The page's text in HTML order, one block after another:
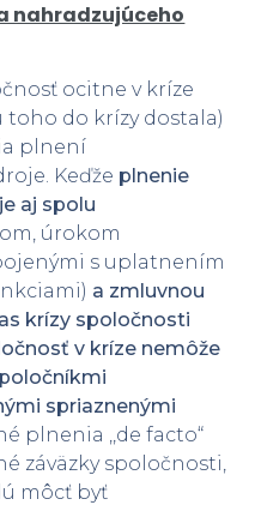
nahradzujúceho
ocitne v kríze
toho do krízy dostala)
plnení
Keďže plnenie
aj spolu
úrokom
s uplatnením
a zmluvnou
krízy spoločnosti
v kríze nemôže
spriaznenými
plnenia ,,de facto“
záväzky spoločnosti,
môcť byť